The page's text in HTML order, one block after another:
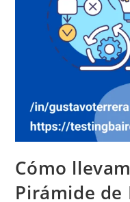
Cómo
Pirámide de